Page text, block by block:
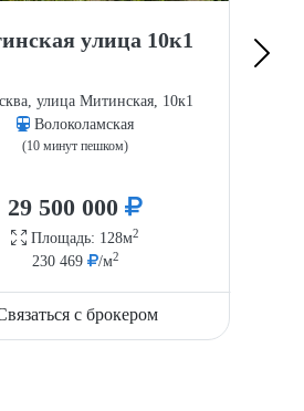
улица 10к1
улица Митинская, 10к1
Волоколамская
(10 минут пешком)
29 500 000
Площадь: 128м2
230 469 /м2
с брокером